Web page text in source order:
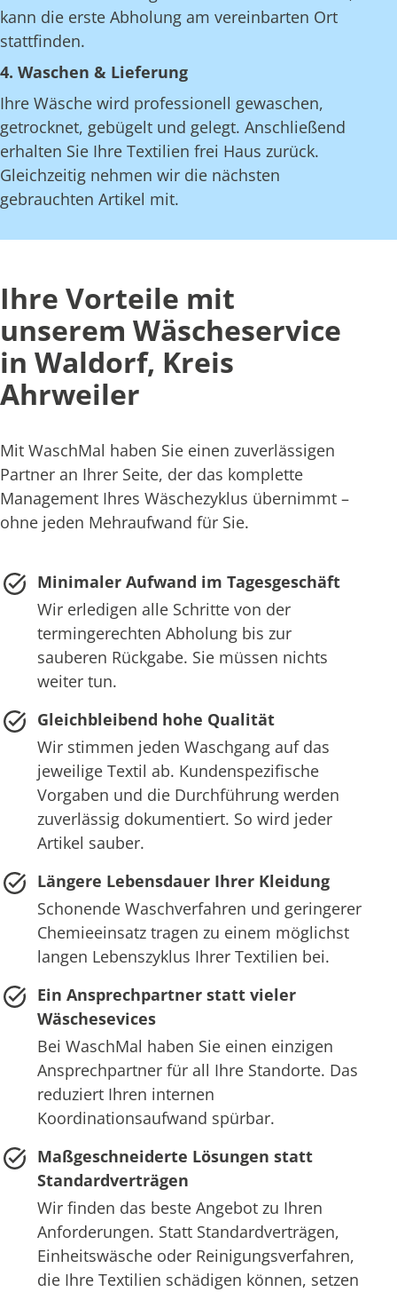
kann die erste Abholung am vereinbarten Ort
stattfinden.
4. Waschen & Lieferung
Ihre Wäsche wird professionell gewaschen,
getrocknet, gebügelt und gelegt. Anschließend
erhalten Sie Ihre Textilien frei Haus zurück.
Gleichzeitig nehmen wir die nächsten
gebrauchten Artikel mit.
Ihre Vorteile mit
unserem Wäscheservice
in Waldorf, Kreis
Ahrweiler
Mit WaschMal haben Sie einen zuverlässigen
Partner an Ihrer Seite, der das komplette
Management Ihres Wäschezyklus übernimmt –
ohne jeden Mehraufwand für Sie.
Minimaler Aufwand im Tagesgeschäft
Wir erledigen alle Schritte von der
termingerechten Abholung bis zur
sauberen Rückgabe. Sie müssen nichts
weiter tun.
Gleichbleibend hohe Qualität
Wir stimmen jeden Waschgang auf das
jeweilige Textil ab. Kundenspezifische
Vorgaben und die Durchführung werden
zuverlässig dokumentiert. So wird jeder
Artikel sauber.
Längere Lebensdauer Ihrer Kleidung
Schonende Waschverfahren und geringerer
Chemieeinsatz tragen zu einem möglichst
langen Lebenszyklus Ihrer Textilien bei.
Ein Ansprechpartner statt vieler
Wäschesevices
Bei WaschMal haben Sie einen einzigen
Ansprechpartner für all Ihre Standorte. Das
reduziert Ihren internen
Koordinationsaufwand spürbar.
Maßgeschneiderte Lösungen statt
Standardverträgen
Wir finden das beste Angebot zu Ihren
Anforderungen. Statt Standardverträgen,
Einheitswäsche oder Reinigungsverfahren,
die Ihre Textilien schädigen können, setzen